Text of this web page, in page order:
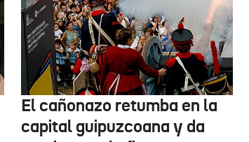
El cañonazo retumba en la
capital guipuzcoana y da